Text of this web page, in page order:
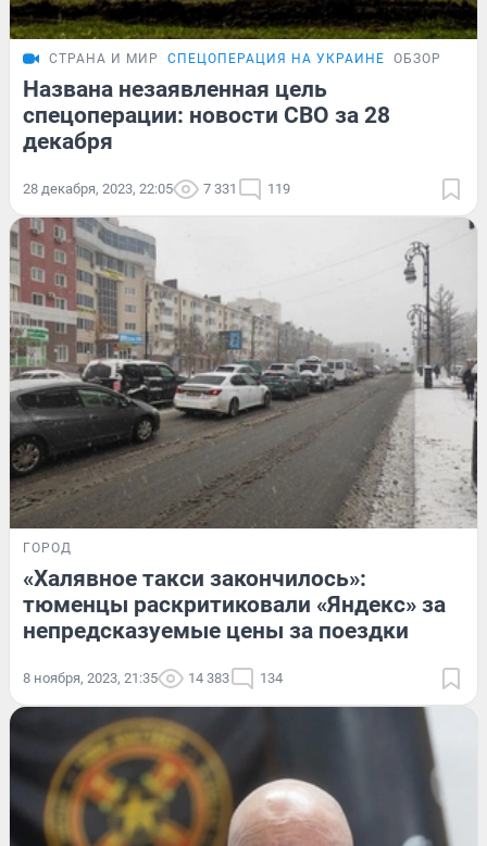
СТРАНА И МИР СПЕЦОПЕРАЦИЯ НА УКРАИНЕ ОБЗОР
Названа незаявленная цель
спецоперации: новости СВО за 28
декабря
28 декабря, 2023, 22:05 7 331 119
ГОРОД
«Халявное такси закончилось»:
тюменцы раскритиковали «Яндекс» за
непредсказуемые цены за поездки
8 ноября, 2023, 21:35 14 383 134